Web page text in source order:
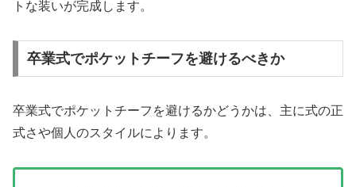
トな装いが完成します。
卒業式でポケットチーフを避けるべきか
卒業式でポケットチーフを避けるかどうかは、主に式の正
式さや個人のスタイルによります。